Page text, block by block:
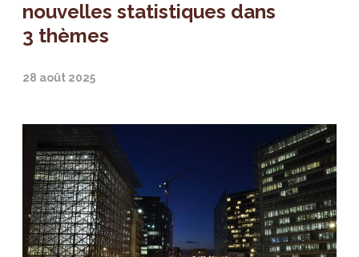
nouvelles statistiques dans
3 thèmes
28 août 2025